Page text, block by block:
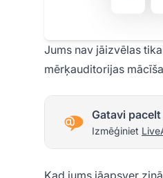
Jums nav jāizvēlas
mērķauditorijas
Gatavi
Izmēģiniet
Kad jums jāapsver